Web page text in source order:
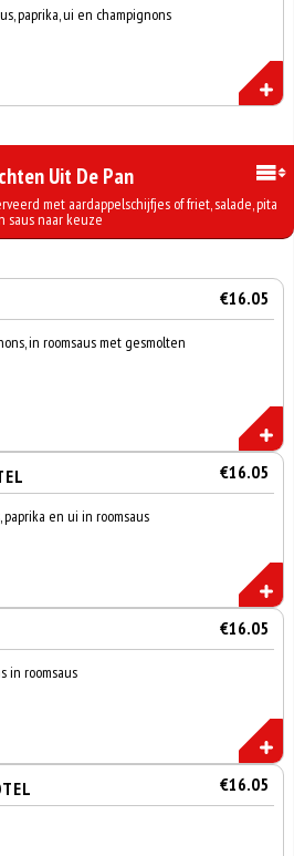
paprika, ui en champignons
Uit De Pan
met aardappelschijfjes of friet, salade, pita
saus naar keuze
€16.05
in roomsaus met gesmolten
€16.05
en ui in roomsaus
€16.05
in roomsaus
€16.05